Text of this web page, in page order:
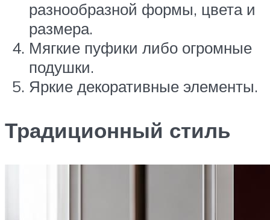
разнообразной формы, цвета и
размера.
Мягкие пуфики либо огромные
подушки.
Яркие декоративные элементы.
Традиционный стиль